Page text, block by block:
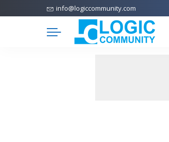
info@logiccommunity.com